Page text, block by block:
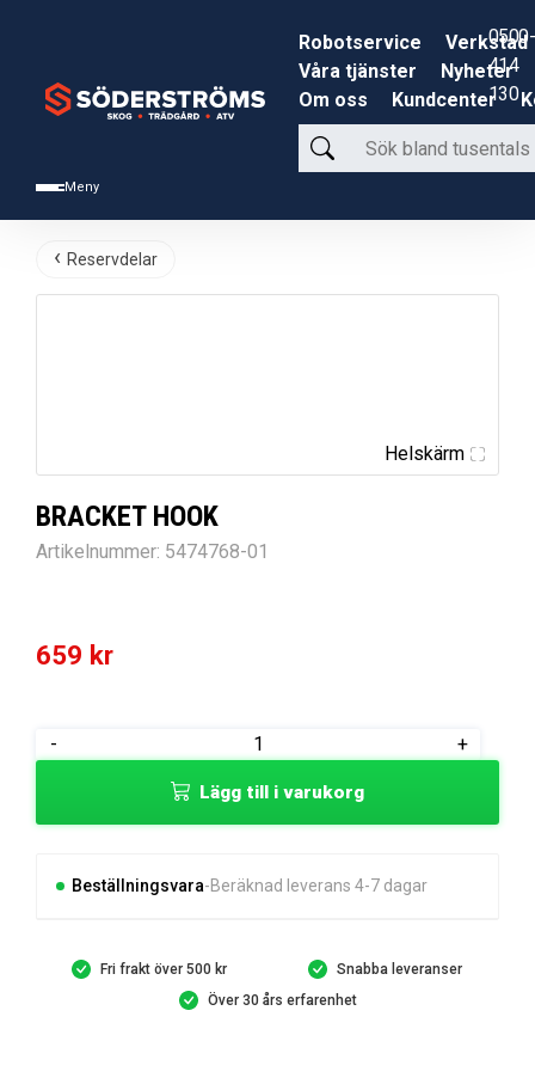
Meny
Robotservice
Verkstad
Våra tjänster
Nyheter
Om oss
Kundcenter
Sök
bland
produkter
0500-
414
130
Reservdelar
Helskärm
BRACKET HOOK
Artikelnummer: 5474768-01
659 kr
-
BRACKET
+
Lägg till i varukorg
Beställningsvara Beräknad leverans 4-7 dagar
Fri frakt över 500 kr
Snabba leveranser
Över 30 års erfarenhet